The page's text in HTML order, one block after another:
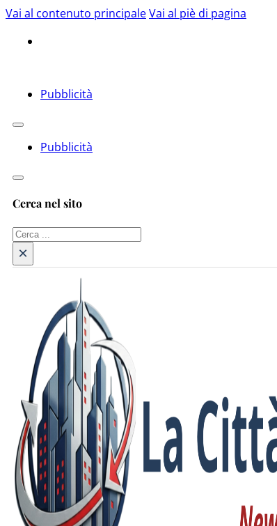
Vai al contenuto principaleVai al piè di pagina
Pubblicità
Pubblicità
Cerca nel sito
Cerca
×